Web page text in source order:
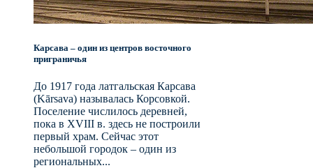
Карсава – один из центров восточного
приграничья
До 1917 года латгальская Карсава
(Kārsava) называлась Корсовкой.
Поселение числилось деревней,
пока в XVIII в. здесь не построили
первый храм. Сейчас этот
небольшой городок – один из
региональных...